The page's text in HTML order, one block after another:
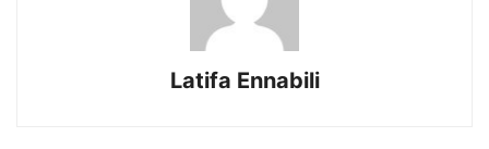
Latifa Ennabili